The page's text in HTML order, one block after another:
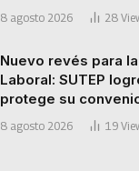
8 agosto 2026 28
Nuevo revés para
Laboral: SUTEP
protege su
8 agosto 2026 19